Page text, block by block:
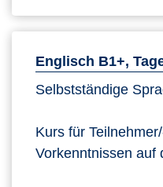
Englisch B1+,
Selbstständige
Kurs für
Vorkenntnissen auf